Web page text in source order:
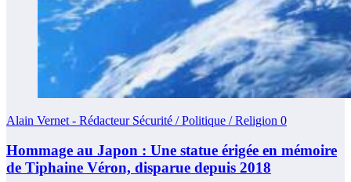
Alain Vernet - Rédacteur Sécurité / Politique / Religion 0
Hommage au Japon : Une statue érigée en mémoire
de Tiphaine Véron, disparue depuis 2018